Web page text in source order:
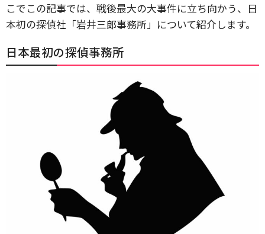
こでこの記事では、戦後最大の大事件に立ち向かう、日
本初の探偵社「岩井三郎事務所」について紹介します。
日本最初の探偵事務所